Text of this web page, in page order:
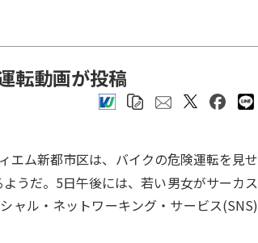
転動画が投稿
エム新都市区は、バイクの危険運転を見せ
うだ。5日午後には、若い男女がサーカス
ャル・ネットワーキング・サービス(SNS)